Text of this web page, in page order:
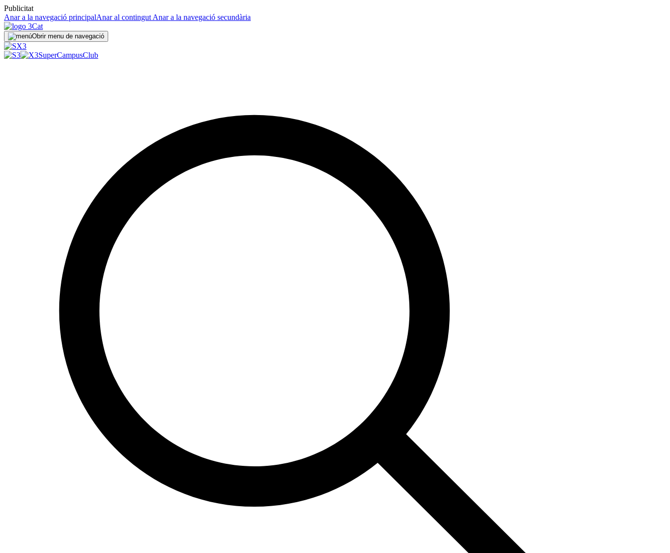
Publicitat
Anar a la navegació principalAnar al contingut Anar a la navegació secundària
Obrir menu de navegació
SuperCampusClub